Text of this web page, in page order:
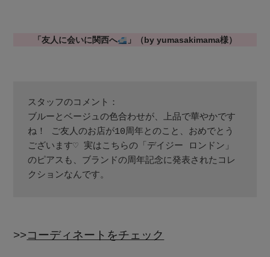
「友人に会いに関西へ 」（by yumasakimama様）
スタッフのコメント：
ブルーとベージュの色合わせが、上品で華やかです
ね！ ご友人のお店が10周年とのこと、おめでとう
ございます♡ 実はこちらの「デイジー ロンドン」
のピアスも、ブランドの周年記念に発表されたコレ
クションなんです。
>>コーディネートをチェック